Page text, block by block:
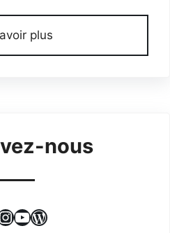
plus
nous
YouTube
WordPress